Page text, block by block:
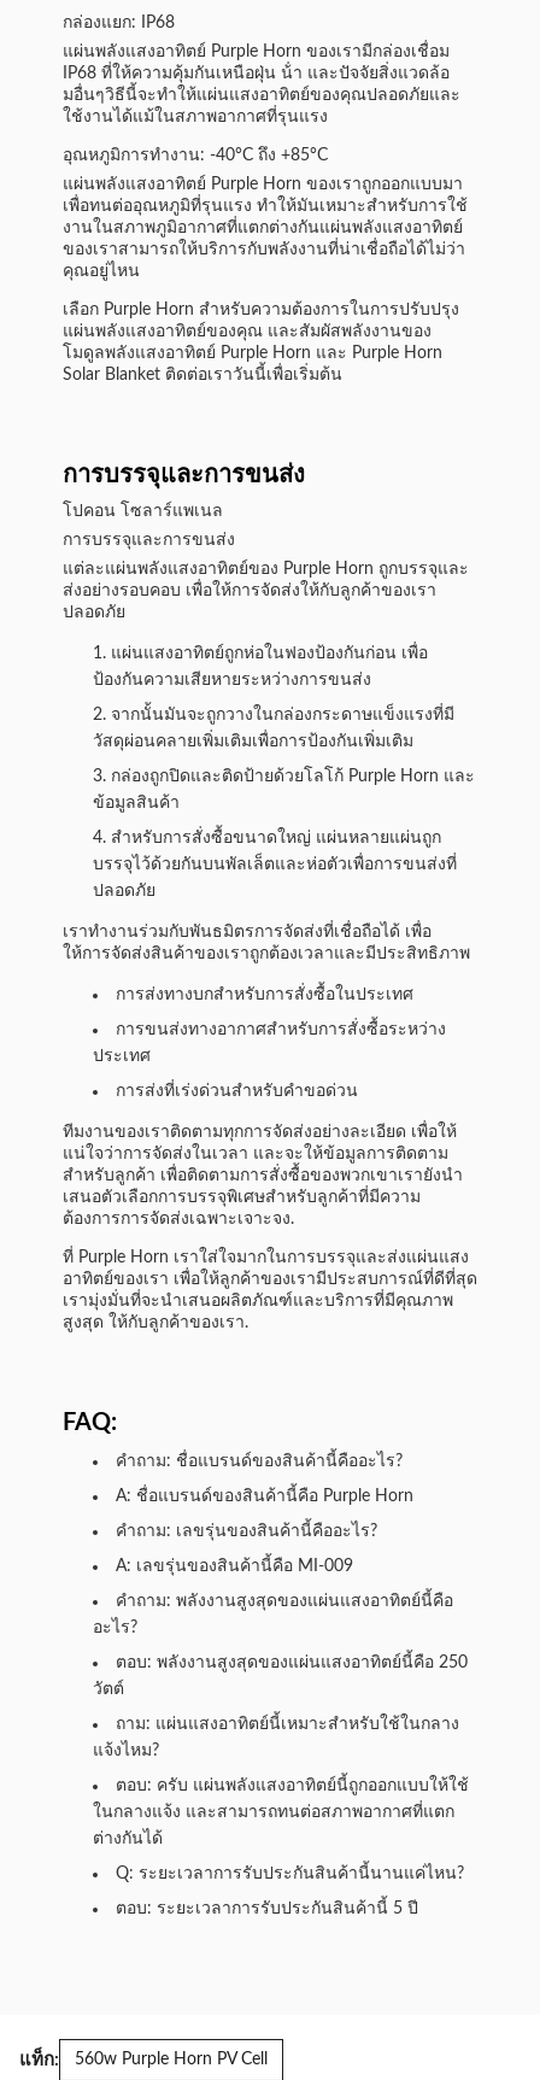
กล่องแยก: IP68
แผ่นพลังแสงอาทิตย์ Purple Horn ของเรามีกล่องเชื่อม
IP68 ที่ให้ความคุ้มกันเหนือฝุ่น น้ํา และปัจจัยสิ่งแวดล้อ
มอื่นๆวิธีนี้จะทําให้แผ่นแสงอาทิตย์ของคุณปลอดภัยและ
ใช้งานได้แม้ในสภาพอากาศที่รุนแรง
อุณหภูมิการทํางาน: -40°C ถึง +85°C
แผ่นพลังแสงอาทิตย์ Purple Horn ของเราถูกออกแบบมา
เพื่อทนต่ออุณหภูมิที่รุนแรง ทําให้มันเหมาะสําหรับการใช้
งานในสภาพภูมิอากาศที่แตกต่างกันแผ่นพลังแสงอาทิตย์
ของเราสามารถให้บริการกับพลังงานที่น่าเชื่อถือได้ไม่ว่า
คุณอยู่ไหน
เลือก Purple Horn สําหรับความต้องการในการปรับปรุง
แผ่นพลังแสงอาทิตย์ของคุณ และสัมผัสพลังงานของ
โมดูลพลังแสงอาทิตย์ Purple Horn และ Purple Horn
Solar Blanket ติดต่อเราวันนี้เพื่อเริ่มต้น
การบรรจุและการขนส่ง
โปคอน โซลาร์แพเนล
การบรรจุและการขนส่ง
แต่ละแผ่นพลังแสงอาทิตย์ของ Purple Horn ถูกบรรจุและ
ส่งอย่างรอบคอบ เพื่อให้การจัดส่งให้กับลูกค้าของเรา
ปลอดภัย
แผ่นแสงอาทิตย์ถูกห่อในฟองป้องกันก่อน เพื่อ
ป้องกันความเสียหายระหว่างการขนส่ง
จากนั้นมันจะถูกวางในกล่องกระดาษแข็งแรงที่มี
วัสดุผ่อนคลายเพิ่มเติมเพื่อการป้องกันเพิ่มเติม
กล่องถูกปิดและติดป้ายด้วยโลโก้ Purple Horn และ
ข้อมูลสินค้า
สําหรับการสั่งซื้อขนาดใหญ่ แผ่นหลายแผ่นถูก
บรรจุไว้ด้วยกันบนพัลเล็ตและห่อตัวเพื่อการขนส่งที่
ปลอดภัย
เราทํางานร่วมกับพันธมิตรการจัดส่งที่เชื่อถือได้ เพื่อ
ให้การจัดส่งสินค้าของเราถูกต้องเวลาและมีประสิทธิภาพ
การส่งทางบกสําหรับการสั่งซื้อในประเทศ
การขนส่งทางอากาศสําหรับการสั่งซื้อระหว่าง
ประเทศ
การส่งที่เร่งด่วนสําหรับคําขอด่วน
ทีมงานของเราติดตามทุกการจัดส่งอย่างละเอียด เพื่อให้
แน่ใจว่าการจัดส่งในเวลา และจะให้ข้อมูลการติดตาม
สําหรับลูกค้า เพื่อติดตามการสั่งซื้อของพวกเขาเรายังนํา
เสนอตัวเลือกการบรรจุพิเศษสําหรับลูกค้าที่มีความ
ต้องการการจัดส่งเฉพาะเจาะจง.
ที่ Purple Horn เราใส่ใจมากในการบรรจุและส่งแผ่นแสง
อาทิตย์ของเรา เพื่อให้ลูกค้าของเรามีประสบการณ์ที่ดีที่สุด
เรามุ่งมั่นที่จะนําเสนอผลิตภัณฑ์และบริการที่มีคุณภาพ
สูงสุด ให้กับลูกค้าของเรา.
FAQ:
คําถาม: ชื่อแบรนด์ของสินค้านี้คืออะไร?
A: ชื่อแบรนด์ของสินค้านี้คือ Purple Horn
คําถาม: เลขรุ่นของสินค้านี้คืออะไร?
A: เลขรุ่นของสินค้านี้คือ MI-009
คําถาม: พลังงานสูงสุดของแผ่นแสงอาทิตย์นี้คือ
อะไร?
ตอบ: พลังงานสูงสุดของแผ่นแสงอาทิตย์นี้คือ 250
วัตต์
ถาม: แผ่นแสงอาทิตย์นี้เหมาะสําหรับใช้ในกลาง
แจ้งไหม?
ตอบ: ครับ แผ่นพลังแสงอาทิตย์นี้ถูกออกแบบให้ใช้
ในกลางแจ้ง และสามารถทนต่อสภาพอากาศที่แตก
ต่างกันได้
Q: ระยะเวลาการรับประกันสินค้านี้นานแค่ไหน?
ตอบ: ระยะเวลาการรับประกันสินค้านี้ 5 ปี
แท็ก: 560w Purple Horn PV Cell